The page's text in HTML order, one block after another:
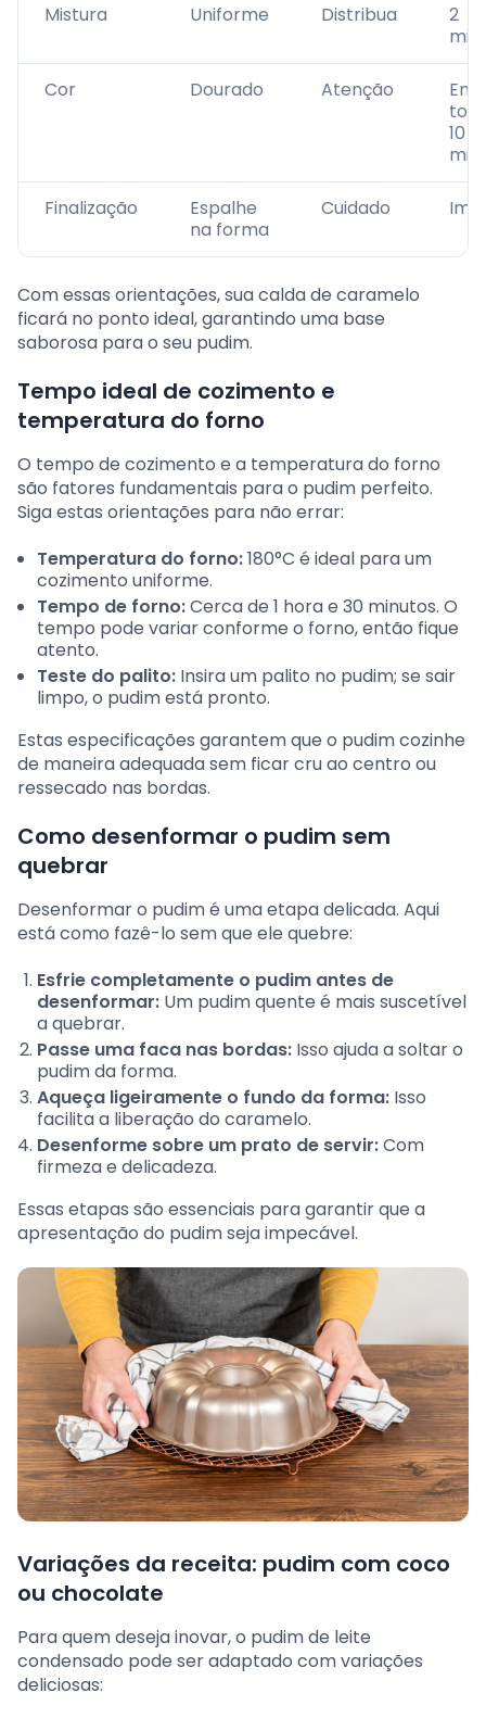
Mistura Uniforme Distribua
2
Cor Dourado Atenção
Em
10
Finalização
Espalhe
na forma
Cuidado
Com essas orientações, sua calda de caramelo
ficará no ponto ideal, garantindo uma base
saborosa para o seu pudim.
Tempo ideal de cozimento e
temperatura do forno
O tempo de cozimento e a temperatura do forno
são fatores fundamentais para o pudim perfeito.
Siga estas orientações para não errar:
Temperatura do forno:180°C é ideal para um
cozimento uniforme.
Tempo de forno:Cerca de 1 hora e 30 minutos. O
tempo pode variar conforme o forno, então fique
atento.
Teste do palito: Insira um palito no pudim; se sair
limpo, o pudim está pronto.
Estas especificações garantem que o pudim cozinhe
de maneira adequada sem ficar cru ao centro ou
ressecado nas bordas.
Como desenformar o pudim sem
quebrar
Desenformar o pudim é uma etapa delicada. Aqui
está como fazê-lo sem que ele quebre:
Esfrie completamente o pudim antes de
desenformar: Um pudim quente é mais suscetível
a quebrar.
Passe uma faca nas bordas: Isso ajuda a soltar o
pudim da forma.
Aqueça ligeiramente o fundo da forma: Isso
facilita a liberação do caramelo.
Desenforme sobre um prato de servir:Com
firmeza e delicadeza.
Essas etapas são essenciais para garantir que a
apresentação do pudim seja impecável.
Variações da receita: pudim com coco
ou chocolate
Para quem deseja inovar, o pudim de leite
condensado pode ser adaptado com variações
deliciosas: